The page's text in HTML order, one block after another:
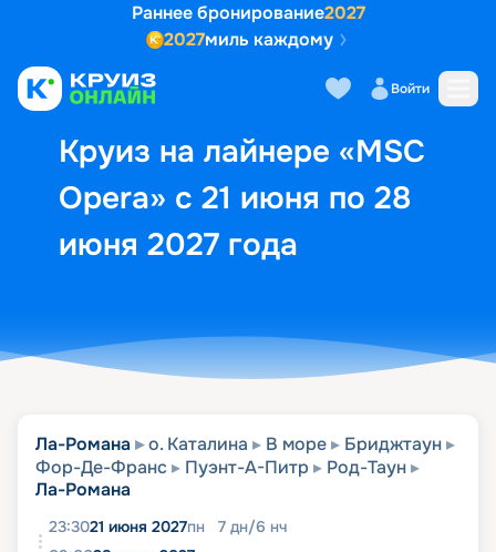
Раннее бронирование2027
2027миль каждому
Войти
Круиз на лайнере «MSC
Opera» с 21 июня по 28
июня 2027 года
Выбор кают Маршрут и
Ла-Романа о. Каталина В море
Бриджтаун
Фор-Де-Франс
Пуэнт-А-Питр
Род-Таун
Ла-Романа
23:3021 июня 2027пн 7 дн/6 нч